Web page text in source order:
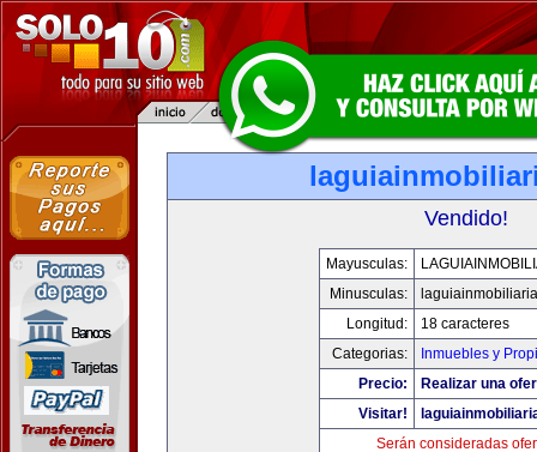
Vendido!
Mayusculas:
Minusculas:
Longitud:
18 caracteres
Categorias:
Inmuebles y
Precio:
Realizar una
Visitar!
Serán consideradas